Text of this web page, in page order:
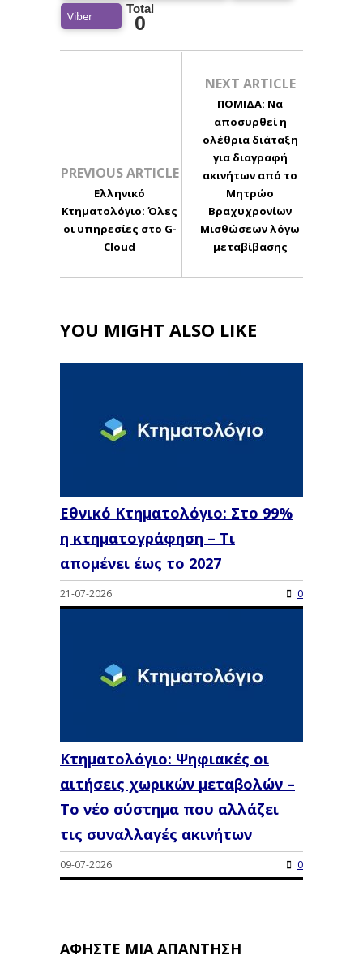
Viber
Total
0
PREVIOUS ARTICLE
Ελληνικό
Κτηματολόγιο: Όλες
οι υπηρεσίες στο G-
Cloud
NEXT ARTICLE
ΠΟΜΙΔΑ: Να
αποσυρθεί η
ολέθρια διάταξη
για διαγραφή
ακινήτων από το
Μητρώο
Βραχυχρονίων
Μισθώσεων λόγω
μεταβίβασης
YOU MIGHT ALSO LIKE
Εθνικό Κτηματολόγιο: Στο 99%
η κτηματογράφηση – Τι
απομένει έως το 2027
21-07-2026 0
Κτηματολόγιο: Ψηφιακές οι
αιτήσεις χωρικών μεταβολών –
Το νέο σύστημα που αλλάζει
τις συναλλαγές ακινήτων
09-07-2026 0
ΑΦΉΣΤΕ ΜΙΑ ΑΠΆΝΤΗΣΗ